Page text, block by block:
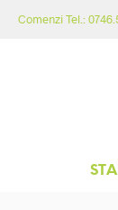
Comenzi Tel.: